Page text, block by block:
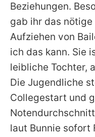
Beziehungen.
gab ihr das
Aufziehen von
ich das kann. Sie
leibliche Tochter,
Die Jugendliche
Collegestart und
laut Bunnie sofort